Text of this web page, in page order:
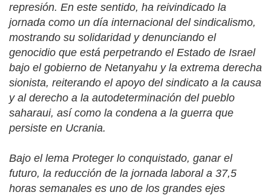
represión. En este sentido, ha reivindicado la
jornada como un día internacional del sindicalismo,
mostrando su solidaridad y denunciando el
genocidio que está perpetrando el Estado de Israel
bajo el gobierno de Netanyahu y la extrema derecha
sionista, reiterando el apoyo del sindicato a la causa
y al derecho a la autodeterminación del pueblo
saharaui, así como la condena a la guerra que
persiste en Ucrania.
Bajo el lema Proteger lo conquistado, ganar el
futuro, la reducción de la jornada laboral a 37,5
horas semanales es uno de los grandes ejes